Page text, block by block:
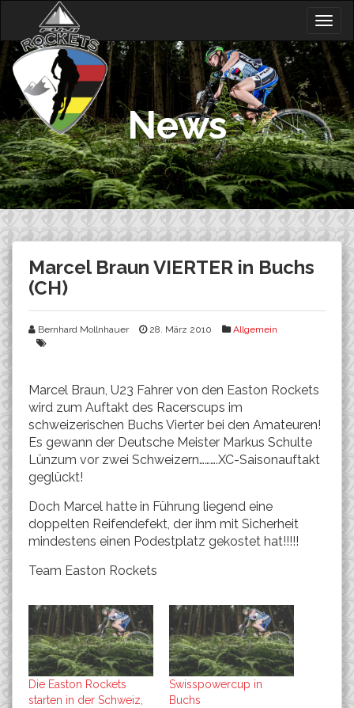
content
News
Marcel Braun VIERTER in Buchs
(CH)
Bernhard Mollnhauer 28. März 2010 Allgemein
Marcel Braun, U23 Fahrer von den Easton Rockets
wird zum Auftakt des Racerscups im
schweizerischen Buchs Vierter bei den Amateuren!
Es gewann der Deutsche Meister Markus Schulte
Lünzum vor zwei Schweizern……….XC-Saisonauftakt
geglückt!
Doch Marcel hatte in Führung liegend eine
doppelten Reifendefekt, der ihm mit Sicherheit
mindestens einen Podestplatz gekostet hat!!!!!
Team Easton Rockets
Die Easton Rockets
starten in der Schweiz,
Swisspowercup in
Buchs